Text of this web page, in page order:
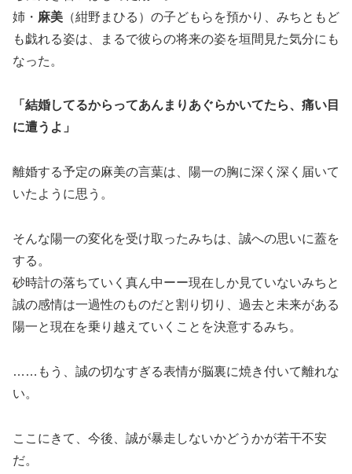
姉・ 麻美 （紺野まひる）の子どもらを預かり、みちともど
も戯れる姿は、まるで彼らの将来の姿を垣間見た気分にも
なった。
「結婚してるからってあんまりあぐらかいてたら、痛い目
に遭うよ」
離婚する予定の麻美の言葉は、陽一の胸に深く深く届いて
いたように思う。
そんな陽一の変化を受け取ったみちは、誠への思いに蓋を
する。
砂時計の落ちていく真ん中ーー現在しか見ていないみちと
誠の感情は一過性のものだと割り切り、過去と未来がある
陽一と現在を乗り越えていくことを決意するみち。
……もう、誠の切なすぎる表情が脳裏に焼き付いて離れな
い。
ここにきて、今後、誠が暴走しないかどうかが若干不安
だ。